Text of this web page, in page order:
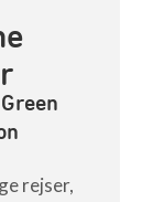
rejser,